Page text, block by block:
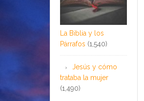
La Biblia y los
Párrafos (1,540)
Jesús y cómo
trataba la mujer
(1,490)